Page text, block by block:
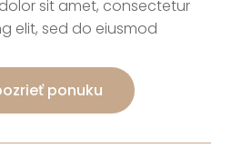
sit amet, consectetur
elit, sed do eiusmod
ponuku